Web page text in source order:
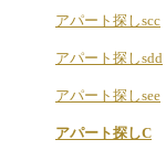
アパート探しscc
アパート探しsdd
アパート探しsee
アパート探しC